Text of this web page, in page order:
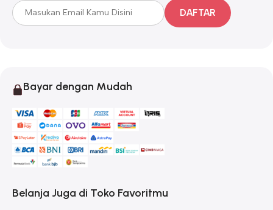
DAFTAR
Bayar dengan Mudah
Belanja Juga di Toko Favoritmu